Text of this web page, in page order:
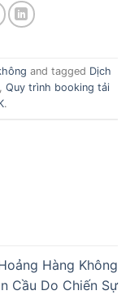
and tagged Dịch
, Quy trình booking tải
.
Hàng Không
Cầu Do Chiến Sự